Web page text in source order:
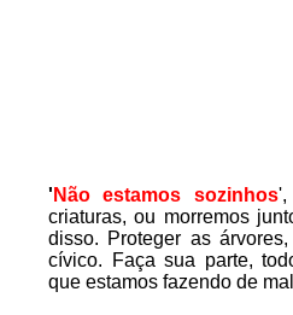
' Não estamos sozinhos',
criaturas, ou morremos
disso. Proteger as
cívico. Faça sua parte,
que estamos fazendo de